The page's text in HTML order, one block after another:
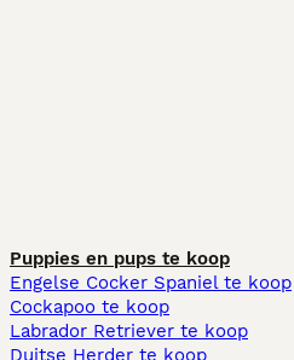
Puppies en pups te koop
Engelse Cocker Spaniel te koop
Cockapoo te koop
Labrador Retriever te koop
Duitse Herder te koop